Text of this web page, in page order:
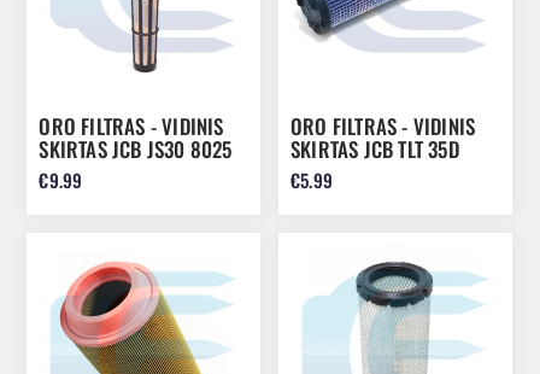
ORO FILTRAS - VIDINIS
SKIRTAS JCB JS30 8025
8026 8030 8035
32/925895
€9.99
ORO FILTRAS - VIDINIS
SKIRTAS JCB TLT 35D
520-40 32/917302
€5.99